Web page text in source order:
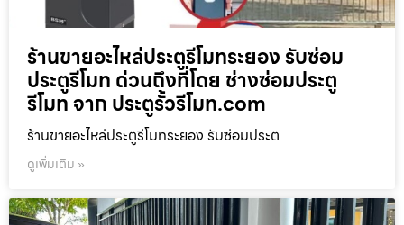
ร้านขายอะไหล่ประตูรีโมทระยอง รับซ่อม
ประตูรีโมท ด่วนถึงที่โดย ช่างซ่อมประตู
รีโมท จาก ประตูรั้วรีโมท.com
ร้านขายอะไหล่ประตูรีโมทระยอง รับซ่อมประต
ดูเพิ่มเติม »